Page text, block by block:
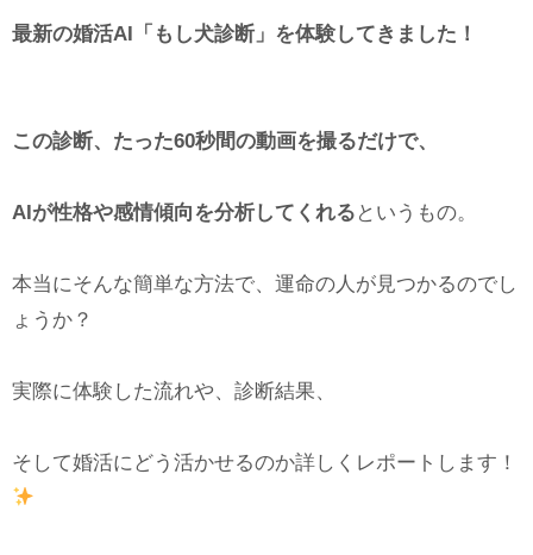
最新の婚活AI「もし犬診断」を体験してきました！
この診断、たった60秒間の動画を撮るだけで、
AIが性格や感情傾向を分析してくれる というもの。
本当にそんな簡単な方法で、運命の人が見つかるのでし
ょうか？
実際に体験した流れや、診断結果、
そして婚活にどう活かせるのか詳しくレポートします！